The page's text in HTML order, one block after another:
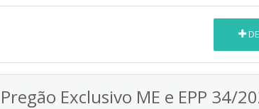
Pregão Exclusivo ME e EPP 34/